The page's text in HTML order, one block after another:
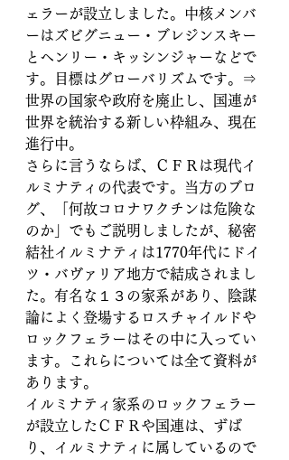
ェラーが設立しました。中核メンバ
ーはズビグニュー・ブレジンスキー
とヘンリー・キッシンジャーなどで
す。目標はグローバリズムです。⇒
世界の国家や政府を廃止し、国連が
世界を統治する新しい枠組み、現在
進行中。
さらに言うならば、ＣＦＲは現代イ
ルミナティの代表です。当方のブロ
グ、「何故コロナワクチンは危険な
のか」でもご説明しましたが、秘密
結社イルミナティは1770年代にドイ
ツ・バヴァリア地方で結成されまし
た。有名な１３の家系があり、陰謀
論によく登場するロスチャイルドや
ロックフェラーはその中に入ってい
ます。これらについては全て資料が
あります。
イルミナティ家系のロックフェラー
が設立したＣＦＲや国連は、ずば
り、イルミナティに属しているので